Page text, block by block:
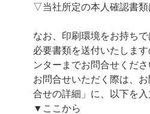
▽当社所定の本人確認書類
なお、印刷環境をお持ち
必要書類を送付いたしま
ンターまでお問合せくださ
お問合せいただく際は、
合せの詳細」に、以下を入
▼ここから